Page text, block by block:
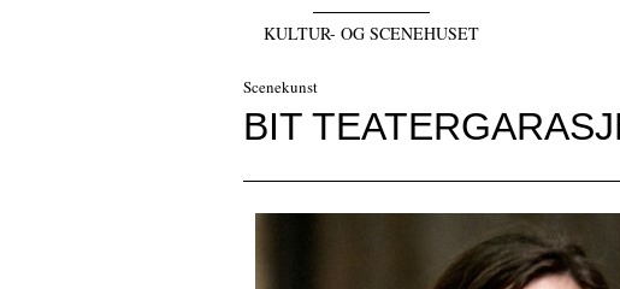
KULTUR- OG SCENEHUSET
Scenekunst
BIT